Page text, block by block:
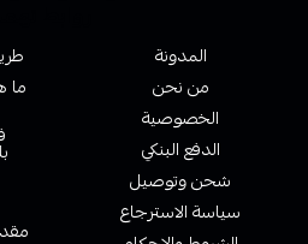
المدونة
من نحن
الخصوصية
الدفع البنكي
شحن وتوصيل
سياسة الاسترجاع